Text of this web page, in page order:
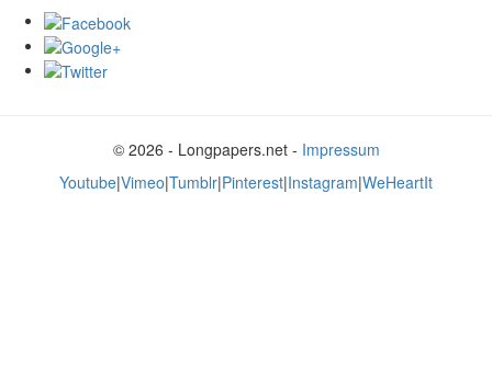
© 2026 - Longpapers.net - Impressum
Youtube|Vimeo|Tumblr|Pinterest|Instagram|WeHeartIt